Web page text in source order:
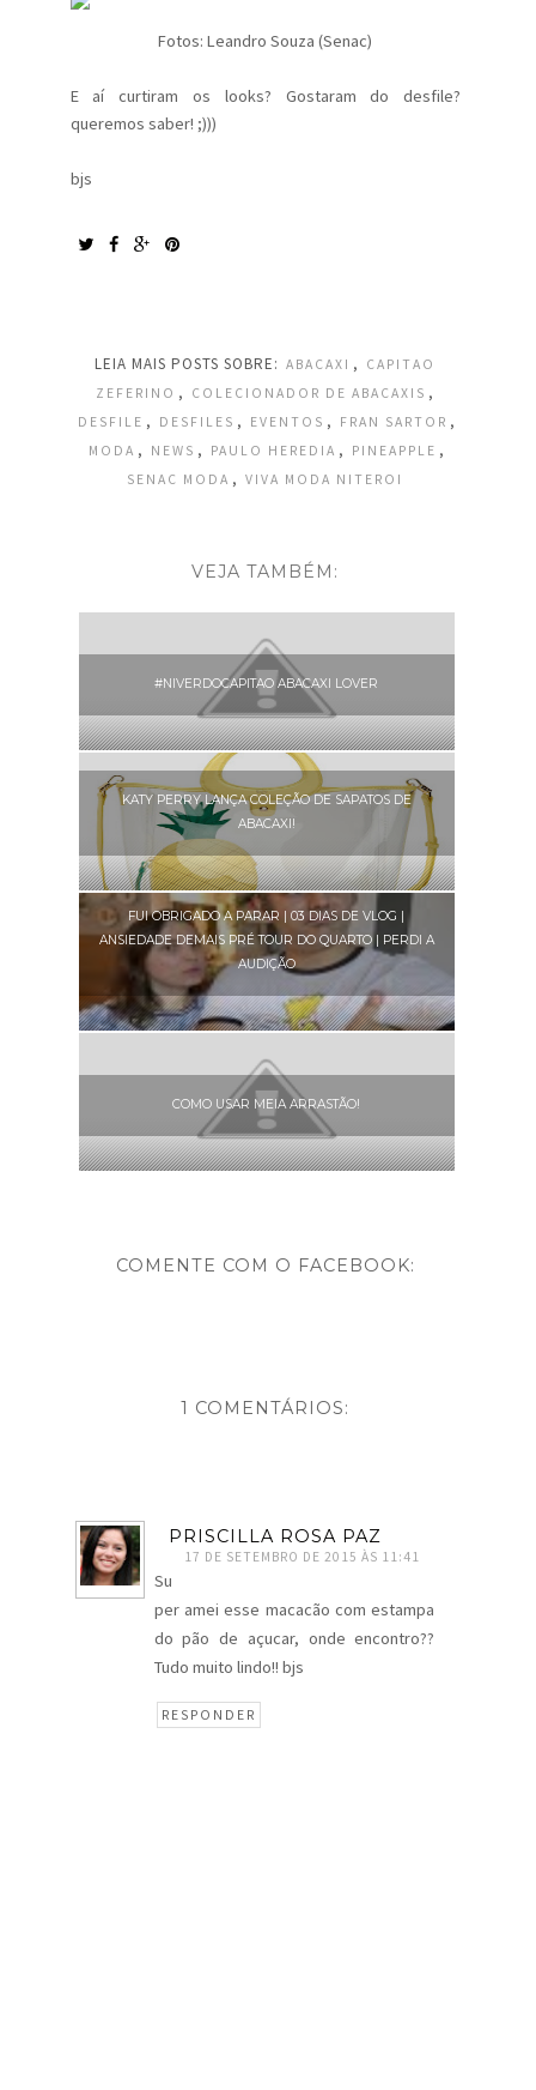
Fotos: Leandro Souza (Senac)
E aí curtiram os looks? Gostaram do desfile?
queremos saber! ;)))
bjs
LEIA MAIS POSTS SOBRE: ABACAXI ,
CAPITAO
ZEFERINO , COLECIONADOR DE ABACAXIS ,
DESFILE , DESFILES , EVENTOS , FRAN SARTOR ,
MODA , NEWS , PAULO HEREDIA , PINEAPPLE ,
SENAC MODA , VIVA MODA NITEROI
VEJA TAMBÉM:
#NIVERDOCAPITAO ABACAXI LOVER
KATY PERRY LANÇA COLEÇÃO DE SAPATOS DE
ABACAXI!
FUI OBRIGADO A PARAR | 03 DIAS DE VLOG |
ANSIEDADE DEMAIS PRÉ TOUR DO QUARTO | PERDI A
AUDIÇÃO
COMO USAR MEIA ARRASTÃO!
COMENTE COM O FACEBOOK:
1 COMENTÁRIOS:
PRISCILLA ROSA PAZ
17 DE SETEMBRO DE 2015 ÀS 11:41
Su
per amei esse macacão com estampa
do pão de açucar, onde encontro??
Tudo muito lindo!! bjs
RESPONDER